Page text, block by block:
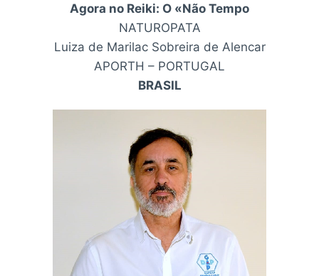
Agora no Reiki: O «Não Tempo
NATUROPATA
Luiza de Marilac Sobreira de Alencar
APORTH – PORTUGAL
BRASIL